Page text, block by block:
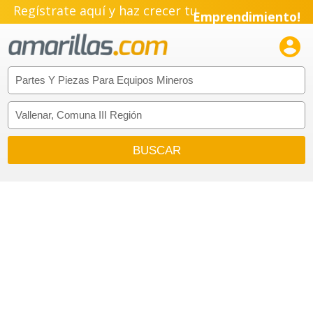
Regístrate aquí y haz crecer tuEmprendimiento!
